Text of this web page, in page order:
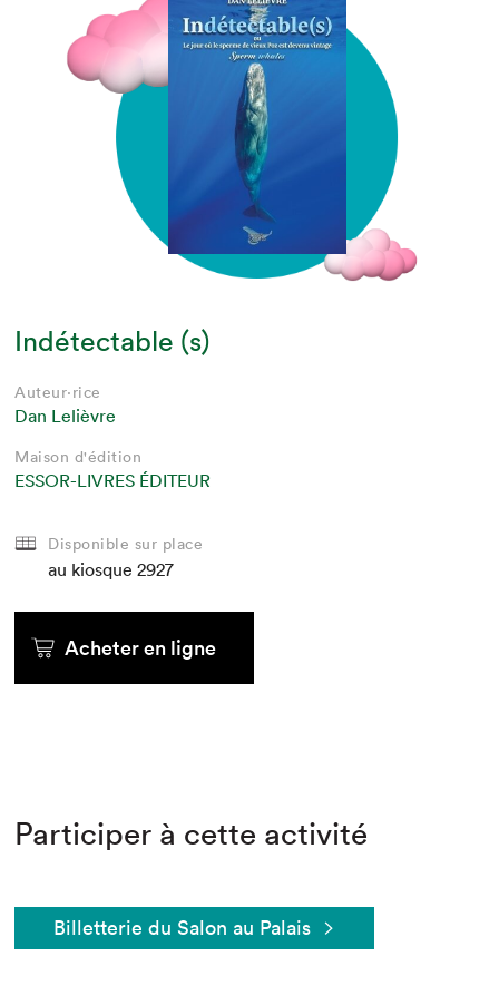
Indétectable (s)
Auteur·rice
Dan Lelièvre
Maison d'édition
ESSOR-LIVRES ÉDITEUR
Disponible sur place
au kiosque 2927
Acheter en ligne
Participer à cette activité
Billetterie du Salon au Palais